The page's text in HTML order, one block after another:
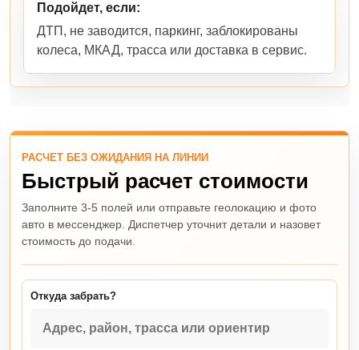
Подойдет, если:
ДТП, не заводится, паркинг, заблокированы
колеса, МКАД, трасса или доставка в сервис.
РАСЧЕТ БЕЗ ОЖИДАНИЯ НА ЛИНИИ
Быстрый расчет стоимости
Заполните 3-5 полей или отправьте геолокацию и фото
авто в мессенджер. Диспетчер уточнит детали и назовет
стоимость до подачи.
Откуда забрать?